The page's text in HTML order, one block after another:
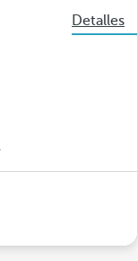
Detalles